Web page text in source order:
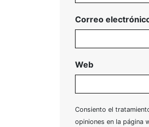
Correo
Web
Consiento el
opiniones en la página